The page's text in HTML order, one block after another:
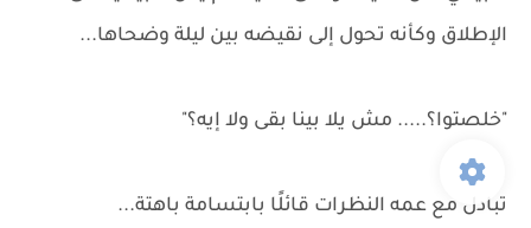
الإطلاق وكأنه تحول إلى نقيضه بين ليلة وضحاها...
"خلصتوا؟..... مش يلا بينا بقى ولا إيه؟"
تبادل مع عمه النظرات قائلًا بابتسامة باهتة...